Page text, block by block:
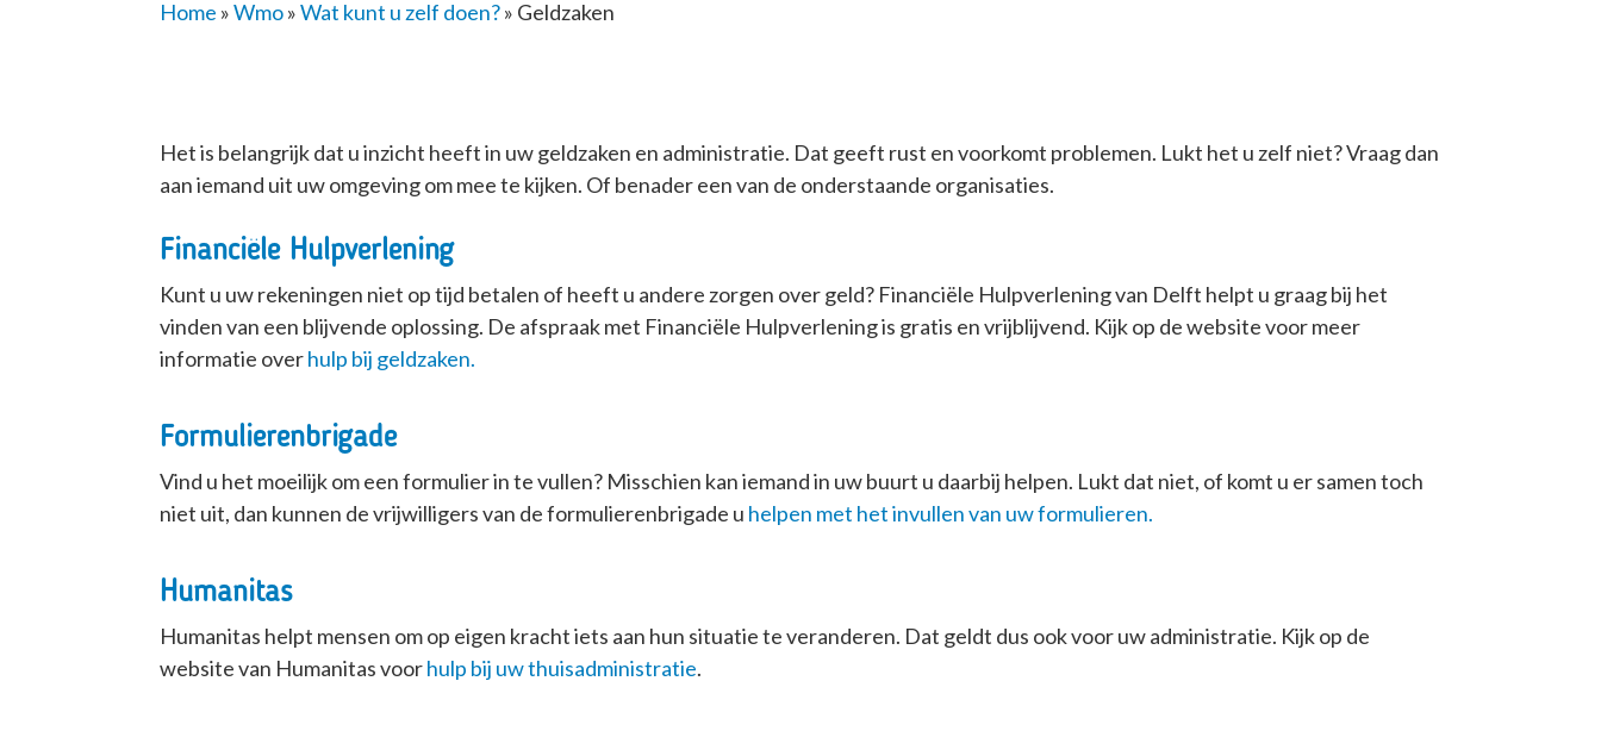
Home »Wmo»Wat kunt u zelf doen?» Geldzaken
Het is belangrijk dat u inzicht heeft in uw geldzaken en administratie. Dat geeft rust en voorkomt problemen. Lukt het u zelf niet? Vraag dan
aan iemand uit uw omgeving om mee te kijken. Of benader een van de onderstaande organisaties.
Financiële Hulpverlening
Kunt u uw rekeningen niet op tijd betalen of heeft u andere zorgen over geld? Financiële Hulpverlening van Delft helpt u graag bij het
vinden van een blijvende oplossing. De afspraak met Financiële Hulpverlening is gratis en vrijblijvend. Kijk op de website voor meer
informatie overhulp bij geldzaken.
Formulierenbrigade
Vind u het moeilijk om een formulier in te vullen? Misschien kan iemand in uw buurt u daarbij helpen. Lukt dat niet, of komt u er samen toch
niet uit, dan kunnen de vrijwilligers van de formulierenbrigade u helpen met het invullen van uw formulieren.
Humanitas
Humanitas helpt mensen om op eigen kracht iets aan hun situatie te veranderen. Dat geldt dus ook voor uw administratie. Kijk op de
website van Humanitas voorhulp bij uw thuisadministratie.